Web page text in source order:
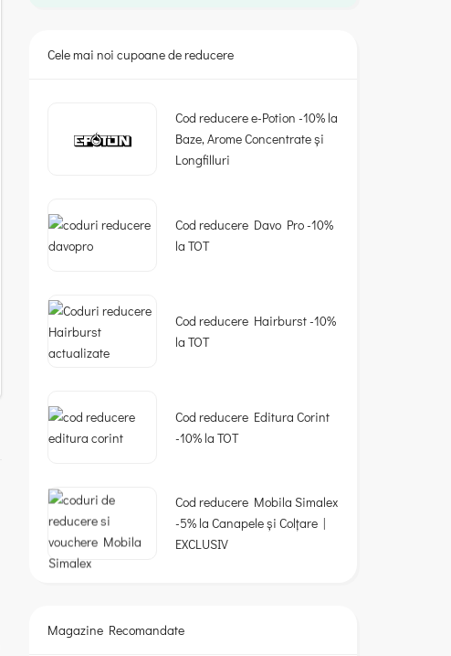
Cele mai noi cupoane de reducere
Cod reducere e-Potion -10% la
Baze, Arome Concentrate și
Longfilluri
Cod reducere Davo Pro -10%
la TOT
Cod reducere Hairburst -10%
la TOT
Cod reducere Editura Corint
-10% la TOT
Cod reducere Mobila Simalex
-5% la Canapele și Colțare |
EXCLUSIV
Magazine Recomandate